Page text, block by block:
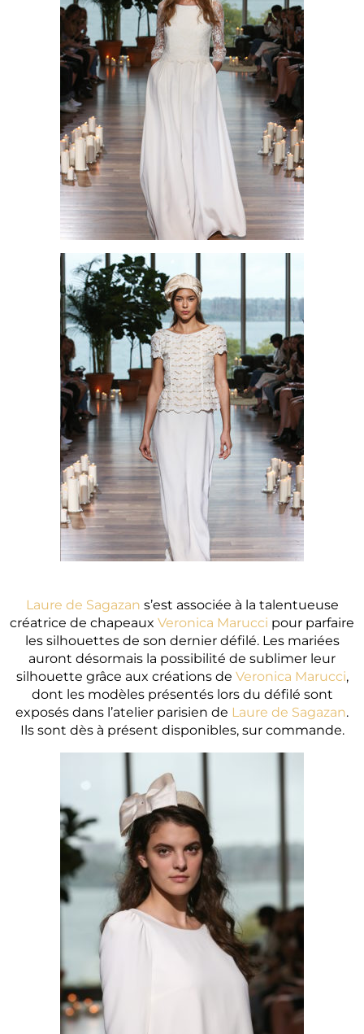
Laure de Sagazan s’est associée à la talentueuse
créatrice de chapeaux Veronica Marucci pour parfaire
les silhouettes de son dernier défilé. Les mariées
auront désormais la possibilité de sublimer leur
silhouette grâce aux créations de Veronica Marucci,
dont les modèles présentés lors du défilé sont
exposés dans l’atelier parisien de Laure de Sagazan.
Ils sont dès à présent disponibles, sur commande.